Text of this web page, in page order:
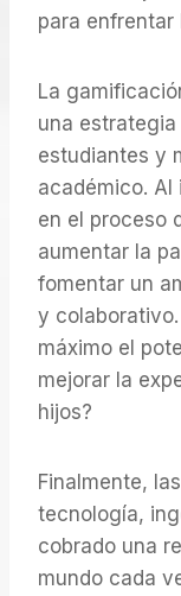
para enfrentar
La
una
estudiantes y
académico. Al
en el proceso
aumentar la
fomentar un
y
máximo el
mejorar la
hijos?
Finalmente,
tecnología,
cobrado una
mundo cada